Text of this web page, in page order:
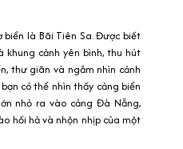
là Bãi Tiên Sa. Được biết
cảnh yên bình, thu hút
thư giãn và ngắm nhìn cảnh
có thể nhìn thấy cảng biển
nhỏ ra vào cảng Đà Nẵng,
hối hả và nhộn nhịp của một